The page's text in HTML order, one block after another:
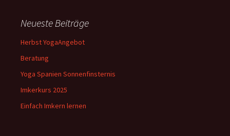
Neueste Beiträge
Herbst YogaAngebot
Beratung
Yoga Spanien Sonnenfinsternis
Imkerkurs 2025
Einfach Imkern lernen